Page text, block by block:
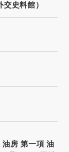
史料館）
房 第一項 油